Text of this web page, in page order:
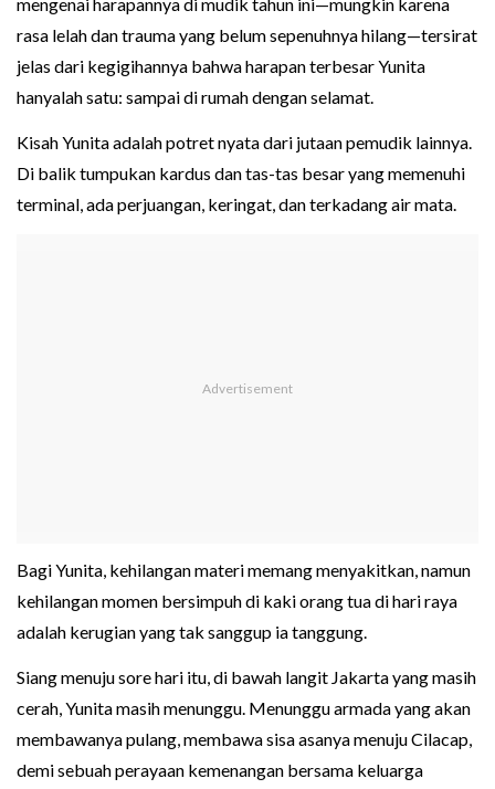
rasa lelah dan trauma yang belum sepenuhnya hilang—tersirat
jelas dari kegigihannya bahwa harapan terbesar Yunita
hanyalah satu: sampai di rumah dengan selamat.
Kisah Yunita adalah potret nyata dari jutaan pemudik lainnya.
Di balik tumpukan kardus dan tas-tas besar yang memenuhi
terminal, ada perjuangan, keringat, dan terkadang air mata.
Bagi Yunita, kehilangan materi memang menyakitkan, namun
kehilangan momen bersimpuh di kaki orang tua di hari raya
adalah kerugian yang tak sanggup ia tanggung.
Siang menuju sore hari itu, di bawah langit Jakarta yang masih
cerah, Yunita masih menunggu. Menunggu armada yang akan
membawanya pulang, membawa sisa asanya menuju Cilacap,
demi sebuah perayaan kemenangan bersama keluarga